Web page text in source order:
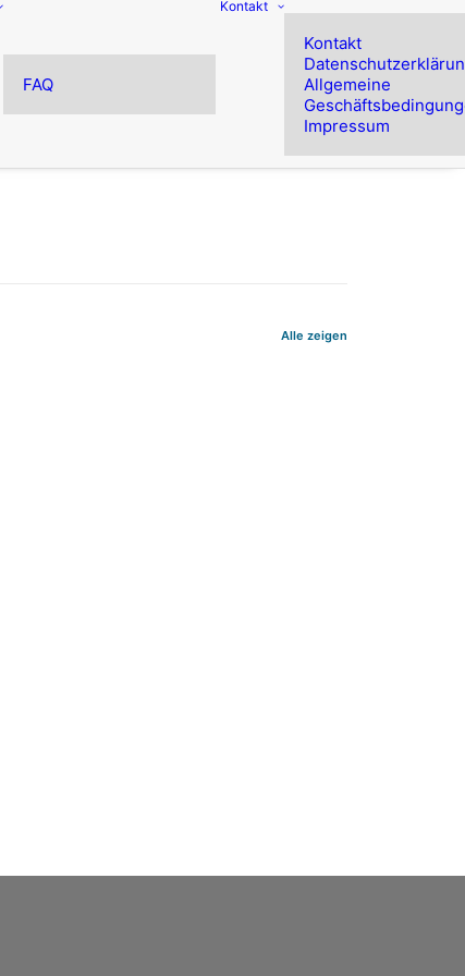
FAQ
Kontakt
Kontakt
Allgemeine
Impressum
Alle zeigen